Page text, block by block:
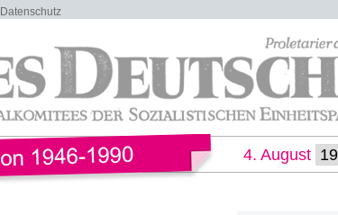
Datenschutz
4. August